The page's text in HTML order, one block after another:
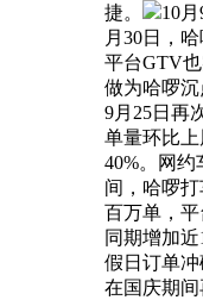
捷。
10
月30日，
平台GTV也
做为哈啰
9月25日再
单量环比
40%。网约
间，哈啰
百万单，
同期增加
假日订单
在国庆期